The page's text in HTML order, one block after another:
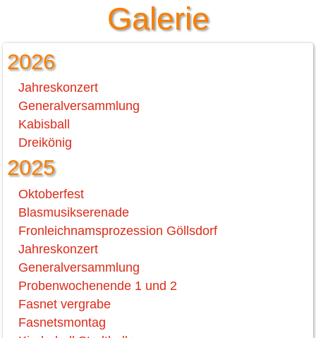
Galerie
2026
Jahreskonzert
Generalversammlung
Kabisball
Dreikönig
2025
Oktoberfest
Blasmusikserenade
Fronleichnamsprozession Göllsdorf
Jahreskonzert
Generalversammlung
Probenwochenende 1 und 2
Fasnet vergrabe
Fasnetsmontag